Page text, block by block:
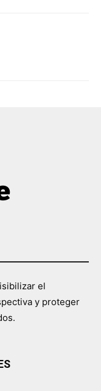
el
y proteger